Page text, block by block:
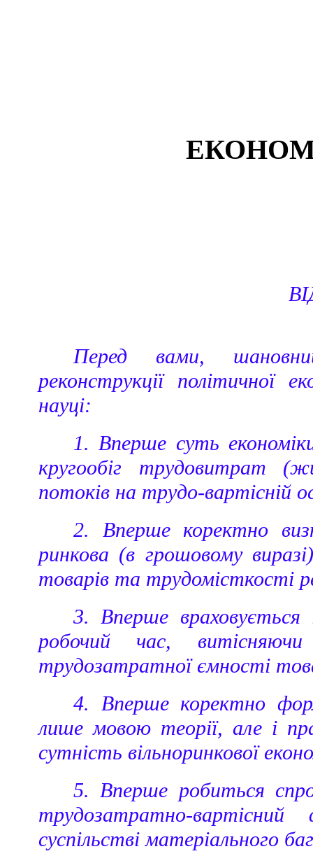
Перед вами,
реконструкції політичної
науці:
1. Вперше суть
кругообіг трудовитрат
потоків на трудо-вартісній
2. Вперше коректно
ринкова (в грошовому
товарів та трудомісткості
3. Вперше враховується
робочий час,
трудозатратної ємності
4. Вперше коректно
лише мовою теорії, але і
сутність вільноринкової
5. Вперше робиться
трудозатратно-
суспільстві матеріального